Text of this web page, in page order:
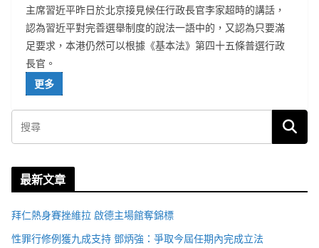
主席習近平昨日於北京接見候任行政長官李家超時的講話，
認為習近平對完善選舉制度的說法一語中的，又認為只要滿
足要求，本港仍然可以根據《基本法》第四十五條普選行政
長官。
更多
最新文章
拜仁熱身賽挫維拉 啟德主場館奪錦標
性罪行修例獲九成支持 鄧炳強：爭取今屆任期內完成立法